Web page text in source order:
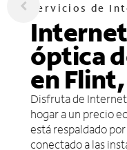
Servicios de
óptica
en
Disfruta de
hogar a un precio
está respaldado
conectado a las